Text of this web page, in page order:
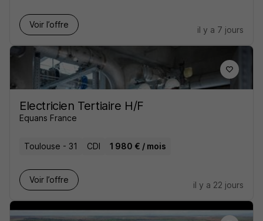
Voir l’offre
il y a 7 jours
Electricien Tertiaire H/F
Equans France
Toulouse - 31 CDI 1 980 € / mois
Voir l’offre
il y a 22 jours